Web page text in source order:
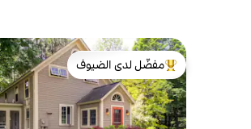
من أبرز البيوت المفضّلة لدى الضيوف
مفضّل لدى الضيوف